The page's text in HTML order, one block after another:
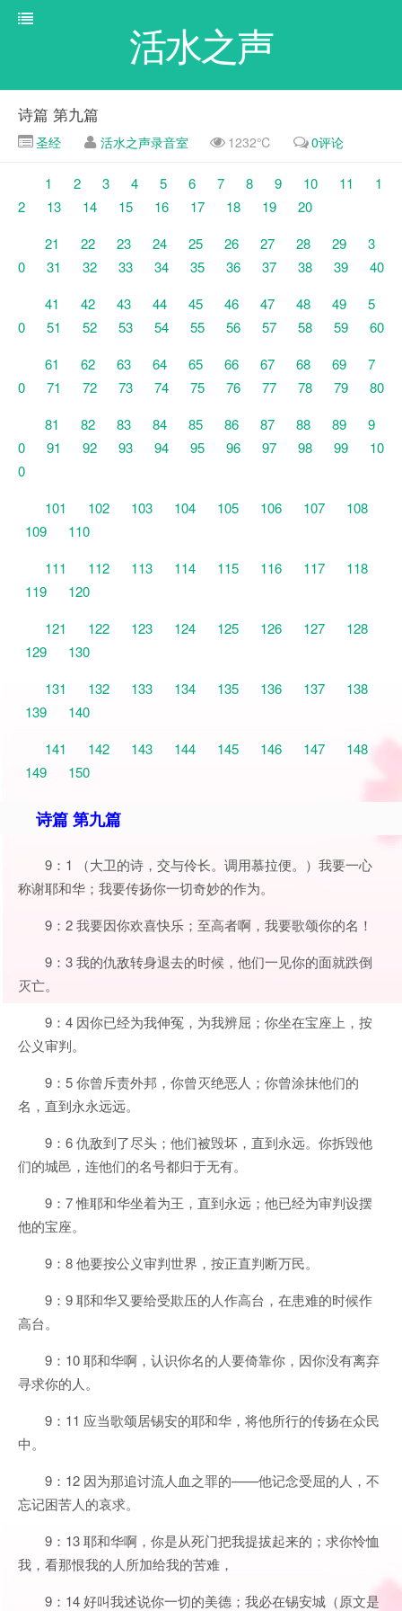
活水之声
诗篇 第九篇
圣经 活水之声录音室 1232℃ 0评论
1 2 3 4 5 6 7 8 9 10 11
1
2
13 14 15 16 17 18 19
20
21
22 23 24 25 26 27 28 29
3
0
31 32 33 34 35 36 37 38 39
40
41
42 43 44 45 46 47 48 49
5
0
51 52 53 54 55 56 57 58 59
60
61
62 63 64 65 66 67 68 69
7
0
71 72 73 74 75 76 77 78 79
80
81
82 83 84 85 86 87 88 89
9
0
91 92 93 94 95 96 97 98 99
10
0
101
102 103 104 105 106 107
108
109
110
111
112 113 114 115 116 117
118
119
120
121
122 123 124 125 126 127
128
129
130
131
132 133 134 135 136 137
138
139
140
141
142 143 144 145 146 147
148
149
150
诗篇 第九篇
9：1 （大卫的诗，交与伶长。调用慕拉便。）我要一心
称谢耶和华；我要传扬你一切奇妙的作为。
9：2 我要因你欢喜快乐；至高者啊，我要歌颂你的名！
9：3 我的仇敌转身退去的时候，他们一见你的面就跌倒
灭亡。
9：4 因你已经为我伸冤，为我辨屈；你坐在宝座上，按
公义审判。
9：5 你曾斥责外邦，你曾灭绝恶人；你曾涂抹他们的
名，直到永永远远。
9：6 仇敌到了尽头；他们被毁坏，直到永远。你拆毁他
们的城邑，连他们的名号都归于无有。
9：7 惟耶和华坐着为王，直到永远；他已经为审判设摆
他的宝座。
9：8 他要按公义审判世界，按正直判断万民。
9：9 耶和华又要给受欺压的人作高台，在患难的时候作
高台。
9：10 耶和华啊，认识你名的人要倚靠你，因你没有离弃
寻求你的人。
9：11 应当歌颂居锡安的耶和华，将他所行的传扬在众民
中。
9：12 因为那追讨流人血之罪的——他记念受屈的人，不
忘记困苦人的哀求。
9：13 耶和华啊，你是从死门把我提拔起来的；求你怜恤
我，看那恨我的人所加给我的苦难，
9：14 好叫我述说你一切的美德；我必在锡安城（原文是